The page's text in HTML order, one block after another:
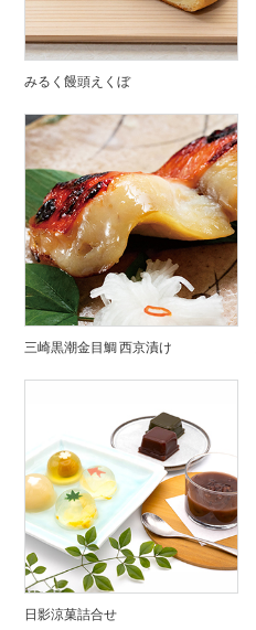
みるく饅頭えくぼ
三崎黒潮金目鯛 西京漬け
日影涼菓詰合せ